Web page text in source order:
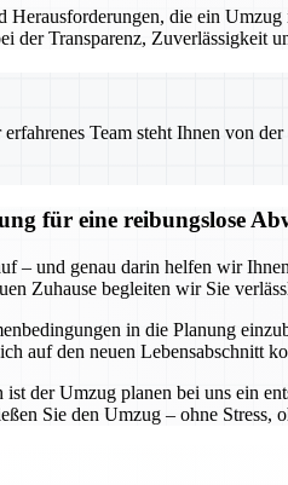
die ein
der Transparenz,
Team steht Ihnen von
für eine reibungslose
– und genau darin helfen wir
Zuhause begleiten wir Sie
in die Planung
auf den neuen Lebensabschnitt
der Umzug planen bei uns ein
Sie den Umzug – ohne Stress,